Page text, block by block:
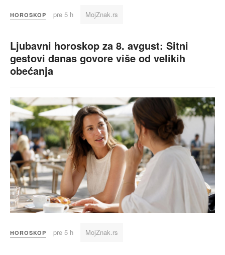
HOROSKOP pre 5 h MojZnak.rs
Ljubavni horoskop za 8. avgust: Sitni
gestovi danas govore više od velikih
obećanja
HOROSKOP pre 5 h MojZnak.rs